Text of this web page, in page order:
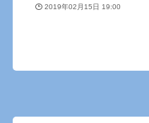
2019年02月15日 19:00